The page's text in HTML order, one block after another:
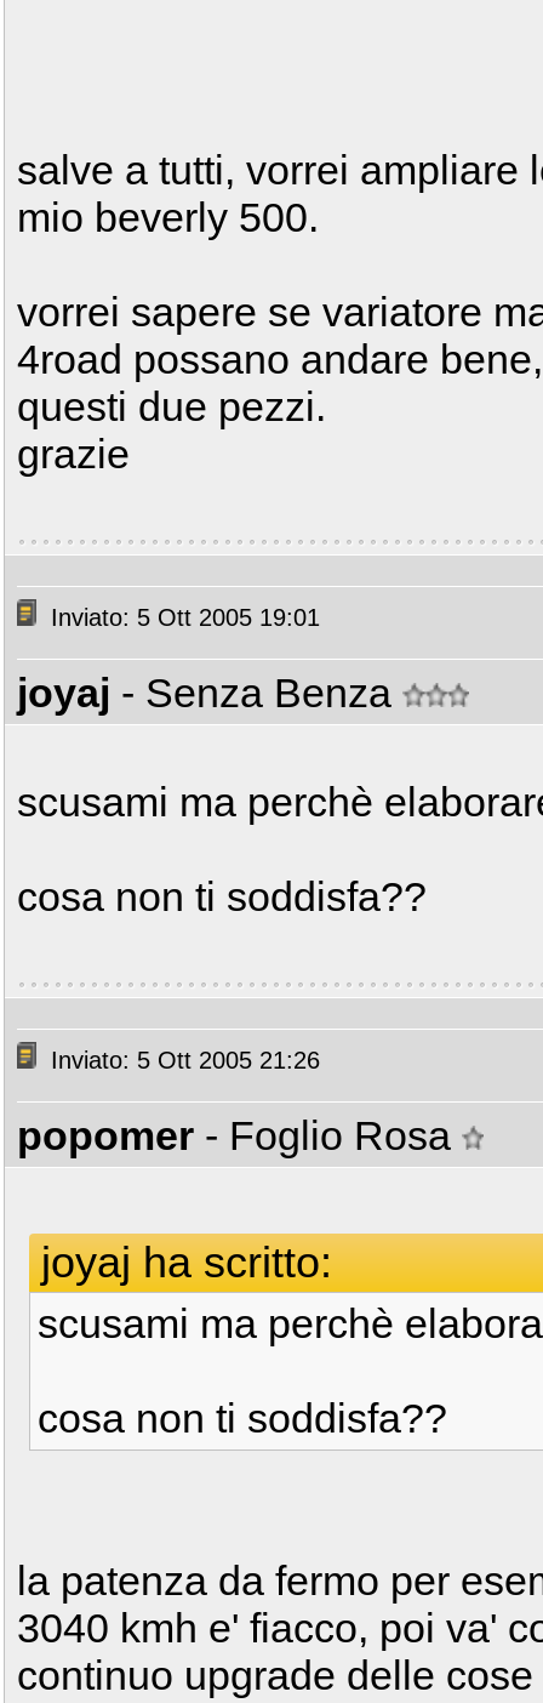
salve a tutti, vorrei ampliare
mio beverly 500.
vorrei sapere se variatore
4road possano andare
questi due pezzi.
grazie
Inviato: 5 Ott 2005 19:01
joyaj - Senza Benza
scusami ma perchè
cosa non ti soddisfa??
Inviato: 5 Ott 2005 21:26
popomer - Foglio Rosa
joyaj ha scritto:
scusami ma perchè
cosa non ti soddisfa??
la patenza da fermo per
3040 kmh e' fiacco, poi va'
continuo upgrade delle